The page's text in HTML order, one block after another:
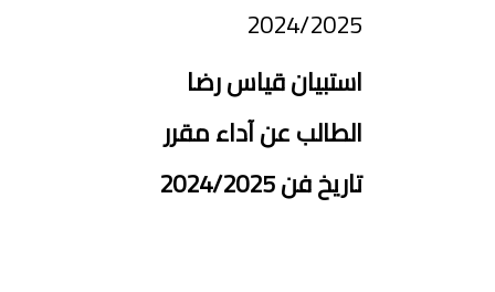
2024/2025
استبيان قياس رضا
الطالب عن آداء مقرر
تاريخ فن 2024/2025